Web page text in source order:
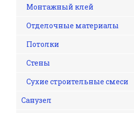
Монтажный клей
Отделочные материалы
Потолки
Стены
Сухие строительные смеси
Санузел